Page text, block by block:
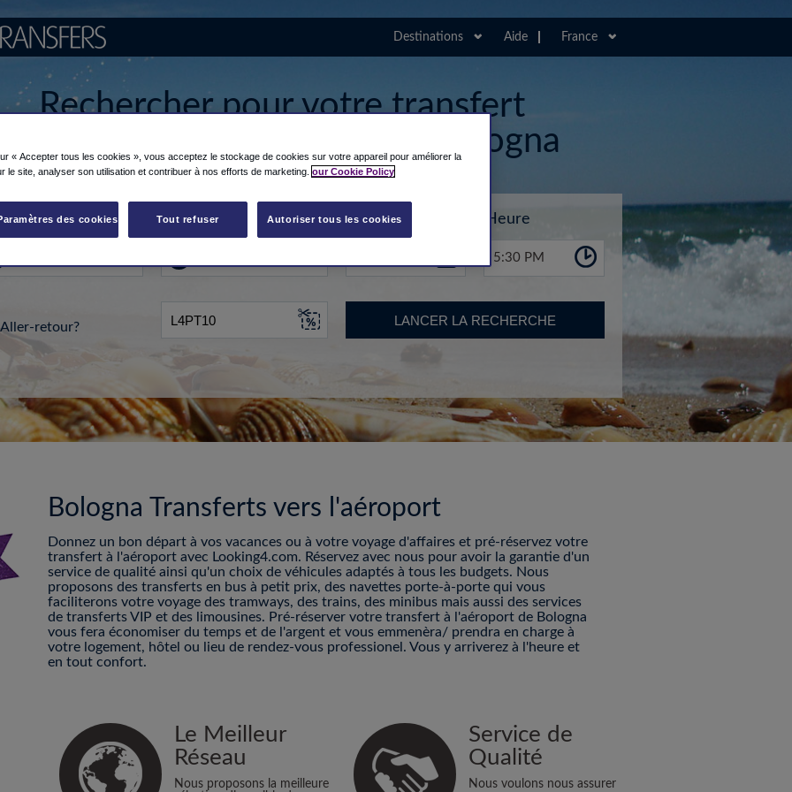
Destinations Aide France
Rechercher pour votre transfert
depuis/vers l'aéroport de Bologna
de départ... Vers Date Heure
5:30 PM
Aller-retour? LANCER LA RECHERCHE
Bologna Transferts vers l'aéroport
Donnez un bon départ à vos vacances ou à votre voyage d'affaires et pré-réservez votre
transfert à l'aéroport avec Looking4.com. Réservez avec nous pour avoir la garantie d'un
service de qualité ainsi qu'un choix de véhicules adaptés à tous les budgets. Nous
proposons des transferts en bus à petit prix, des navettes porte-à-porte qui vous
faciliterons votre voyage des tramways, des trains, des minibus mais aussi des services
de transferts VIP et des limousines. Pré-réserver votre transfert à l'aéroport de Bologna
vous fera économiser du temps et de l'argent et vous emmenèra/ prendra en charge à
votre logement, hôtel ou lieu de rendez-vous professionel. Vous y arriverez à l'heure et
en tout confort.
Le Meilleur
Réseau
Nous proposons la meilleure
Service de
Qualité
Nous voulons nous assurer
« Accepter tous les cookies », vous acceptez le stockage de cookies sur votre appareil pour améliorer la
le site, analyser son utilisation et contribuer à nos efforts de marketing. our Cookie Policy
Tout refuser Autoriser tous les cookies
des cookies